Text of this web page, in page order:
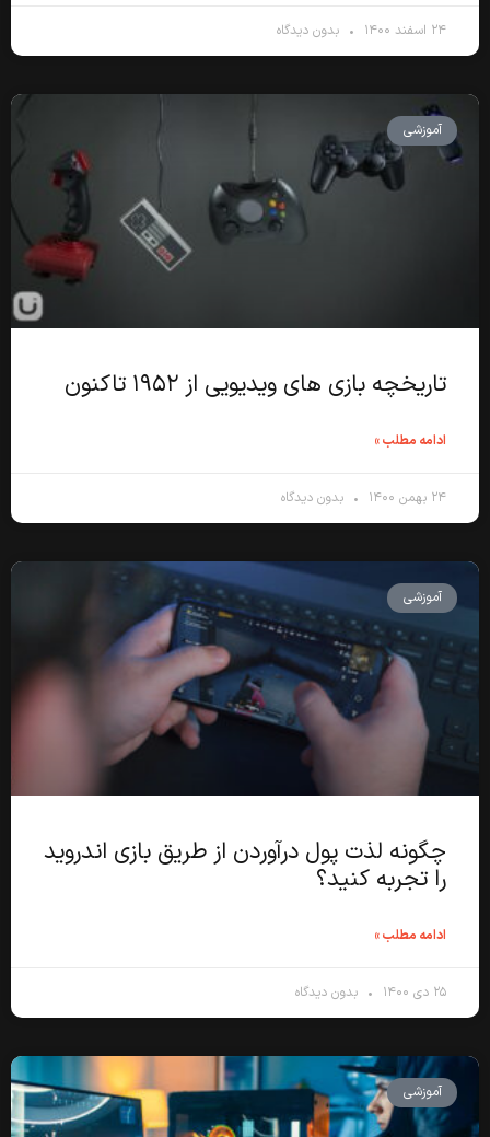
۲۴ اسفند ۱۴۰۰ بدون دیدگاه
آموزشی
تاریخچه بازی های ویدیویی از ۱۹۵۲ تاکنون
ادامه مطلب »
۲۴ بهمن ۱۴۰۰ بدون دیدگاه
آموزشی
چگونه لذت پول درآوردن از طریق بازی اندروید
را تجربه کنید؟
ادامه مطلب »
۲۵ دی ۱۴۰۰ بدون دیدگاه
آموزشی